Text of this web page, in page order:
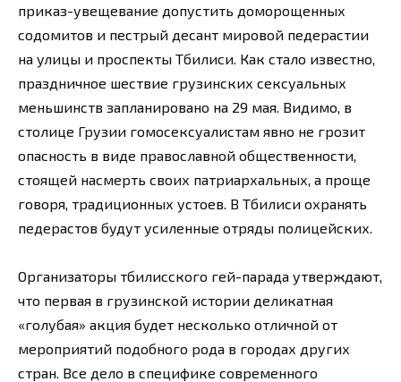
приказ-увещевание допустить доморощенных
содомитов и пестрый десант мировой педерастии
на улицы и проспекты Тбилиси. Как стало известно,
праздничное шествие грузинских сексуальных
меньшинств запланировано на 29 мая. Видимо, в
столице Грузии гомосексуалистам явно не грозит
опасность в виде православной общественности,
стоящей насмерть своих патриархальных, а проще
говоря, традиционных устоев. В Тбилиси охранять
педерастов будут усиленные отряды полицейских.
Организаторы тбилисского гей-парада утверждают,
что первая в грузинской истории деликатная
«голубая» акция будет несколько отличной от
мероприятий подобного рода в городах других
стран. Все дело в специфике современного